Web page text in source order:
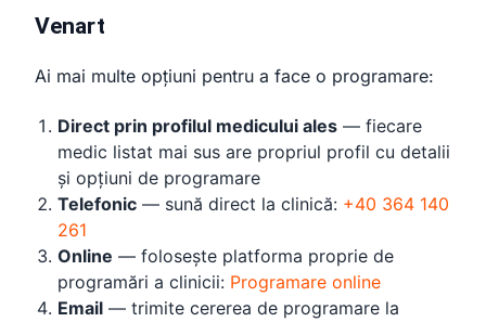
Venart
Ai mai multe opțiuni pentru a face o programare:
Direct prin profilul medicului ales — fiecare
medic listat mai sus are propriul profil cu detalii
și opțiuni de programare
Telefonic — sună direct la clinică: +40 364 140
261
Online — folosește platforma proprie de
programări a clinicii: Programare online
Email — trimite cererea de programare la